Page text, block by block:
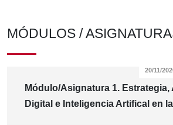
MÓDULOS /
Módulo/Asignatura 1.
Digital e Inteligencia Artifical en
20/11/